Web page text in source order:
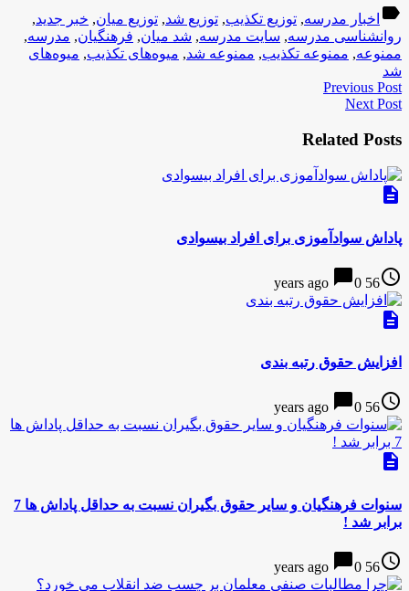
label اخبار مدرسه, توزیع تکذیب, توزیع شد, توزیع میان, خبر جدید,
روانشناسی مدرسه, سایت مدرسه, شد میان, فرهنگیان, مدرسه,
ممنوعه, ممنوعه تکذیب, ممنوعه شد, میوه‌های تکذیب, میوه‌های
شد
Previous Post
Next Post
Related Posts
description
پاداش سوادآموزی برای افراد بیسوادی
access_time
56 years ago
chat_bubble0
description
افزایش حقوق رتبه بندی
access_time
56 years ago
chat_bubble0
description
سنوات فرهنگیان و سایر حقوق بگیران نسبت به حداقل پاداش ها 7
برابر شد !
access_time
56 years ago
chat_bubble0